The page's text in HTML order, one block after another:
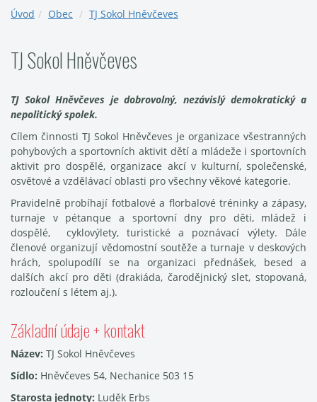
Úvod Obec TJ Sokol Hněvčeves
TJ Sokol Hněvčeves
TJ Sokol Hněvčeves je dobrovolný, nezávislý demokratický a
nepolitický spolek.
Cílem činnosti TJ Sokol Hněvčeves je organizace všestranných
pohybových a sportovních aktivit dětí a mládeže i sportovních
aktivit pro dospělé, organizace akcí v kulturní, společenské,
osvětové a vzdělávací oblasti pro všechny věkové kategorie.
Pravidelně probíhají fotbalové a florbalové tréninky a zápasy,
turnaje v pétanque a sportovní dny pro děti, mládež i
dospělé, cyklovýlety, turistické a poznávací výlety. Dále
členové organizují vědomostní soutěže a turnaje v deskových
hrách, spolupodílí se na organizaci přednášek, besed a
dalších akcí pro děti (drakiáda, čarodějnický slet, stopovaná,
rozloučení s létem aj.).
Základní údaje + kontakt
Název: TJ Sokol Hněvčeves
Sídlo: Hněvčeves 54, Nechanice 503 15
Starosta jednoty: Luděk Erbs